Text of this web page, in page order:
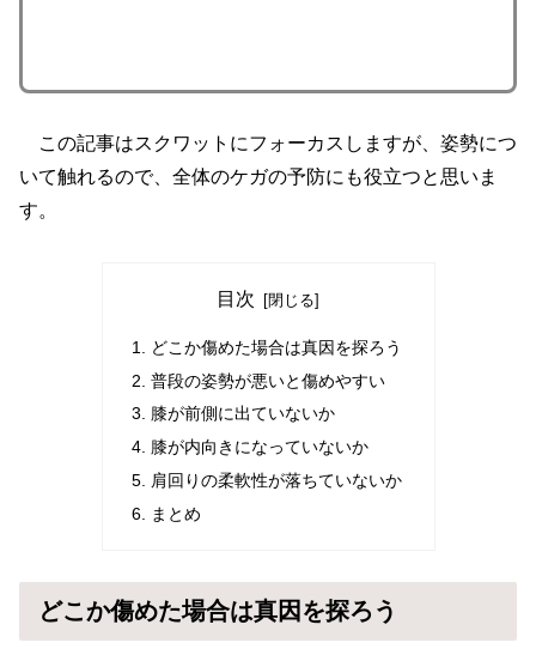
この記事はスクワットにフォーカスしますが、姿勢につ
いて触れるので、全体のケガの予防にも役立つと思いま
す。
目次
どこか傷めた場合は真因を探ろう
普段の姿勢が悪いと傷めやすい
膝が前側に出ていないか
膝が内向きになっていないか
肩回りの柔軟性が落ちていないか
まとめ
どこか傷めた場合は真因を探ろう